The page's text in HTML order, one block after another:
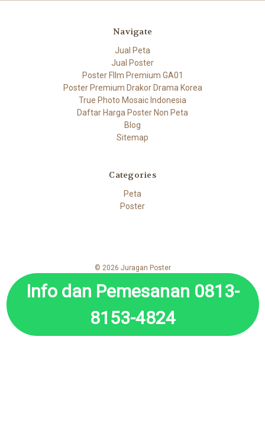
Navigate
Jual Peta
Jual Poster
Poster FIlm Premium GA01
Poster Premium Drakor Drama Korea
True Photo Mosaic Indonesia
Daftar Harga Poster Non Peta
Blog
Sitemap
Categories
Peta
Poster
© 2026 Juragan Poster
Info dan Pemesanan 0813-
8153-4824